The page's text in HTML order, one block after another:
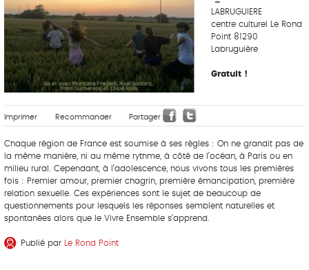
LABRUGUIERE
centre culturel Le Rond
Point 81290
Labruguière
Gratuit !
Imprimer Recommander Partager
Chaque région de France est soumise à ses règles : On ne grandit pas de
la même manière, ni au même rythme, à côté de l’océan, à Paris ou en
milieu rural. Cependant, à l’adolescence, nous vivons tous les premières
fois : Premier amour, premier chagrin, première émancipation, première
relation sexuelle. Ces expériences sont le sujet de beaucoup de
questionnements pour lesquels les réponses semblent naturelles et
spontanées alors que le Vivre Ensemble s’apprend.
Publié par Le Rond Point